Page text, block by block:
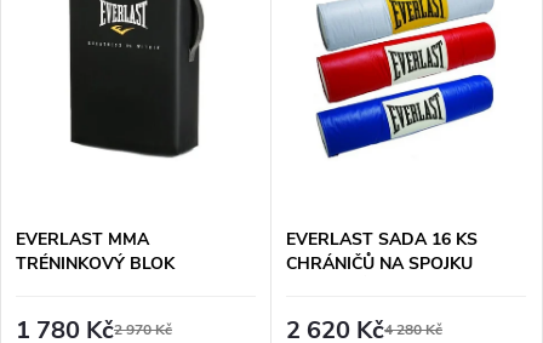
EVERLAST MMA
TRÉNINKOVÝ BLOK
1 780 Kč2 970 Kč
EVERLAST SADA 16 KS
CHRÁNIČŮ NA SPOJKU
2 620 Kč4 280 Kč